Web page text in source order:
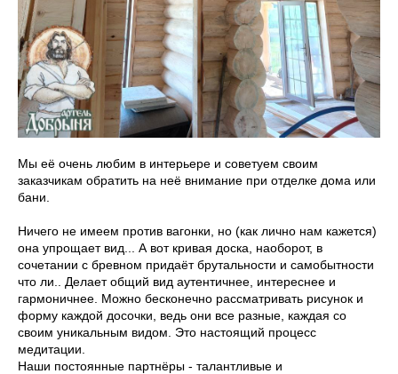
Мы её очень любим в интерьере и советуем своим
заказчикам обратить на неё внимание при отделке дома или
бани.
Ничего не имеем против вагонки, но (как лично нам кажется)
она упрощает вид... А вот кривая доска, наоборот, в
сочетании с бревном придаёт брутальности и самобытности
что ли.. Делает общий вид аутентичнее, интереснее и
гармоничнее. Можно бесконечно рассматривать рисунок и
форму каждой досочки, ведь они все разные, каждая со
своим уникальным видом. Это настоящий процесс
медитации.
Наши постоянные партнёры - талантливые и